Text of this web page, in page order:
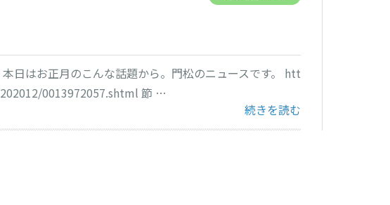
日はお正月のこんな話題から。門松のニュースです。 htt
0013972057.shtml 節 …
“笑う門には・・” の
続きを読む